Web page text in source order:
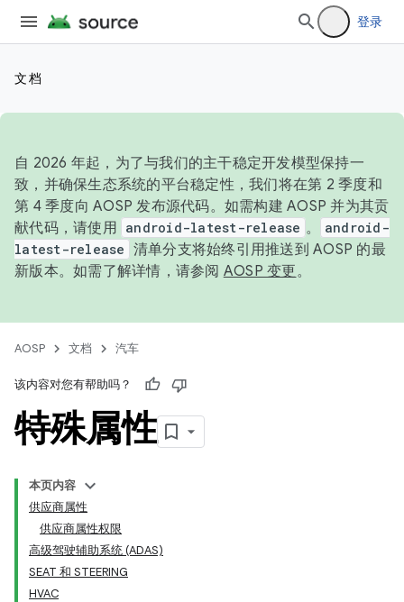
登录
文档
自 2026 年起，为了与我们的主干稳定开发模型保持一
致，并确保生态系统的平台稳定性，我们将在第 2 季度和
第 4 季度向 AOSP 发布源代码。如需构建 AOSP 并为其贡
献代码，请使用 android-latest-release 。
android-
latest-release 清单分支将始终引用推送到 AOSP 的最
新版本。如需了解详情，请参阅 AOSP 变更。
AOSP 文档 汽车
该内容对您有帮助吗？
特殊属性
本页内容
供应商属性
供应商属性权限
高级驾驶辅助系统 (ADAS)
SEAT 和 STEERING
HVAC